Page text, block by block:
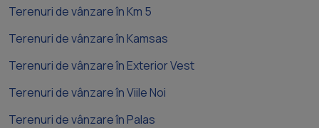
Terenuri de vânzare în Km 5
Terenuri de vânzare în Kamsas
Terenuri de vânzare în Exterior Vest
Terenuri de vânzare în Viile Noi
Terenuri de vânzare în Palas